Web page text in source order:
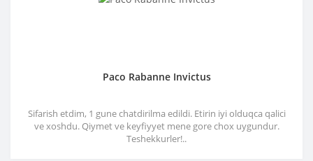
Paco Rabanne Invictus
Sifarish etdim, 1 gune chatdirilma edildi. Etirin iyi olduqca qalici
ve xoshdu. Qiymet ve keyfiyyet mene gore chox uygundur.
Teshekkurler!..